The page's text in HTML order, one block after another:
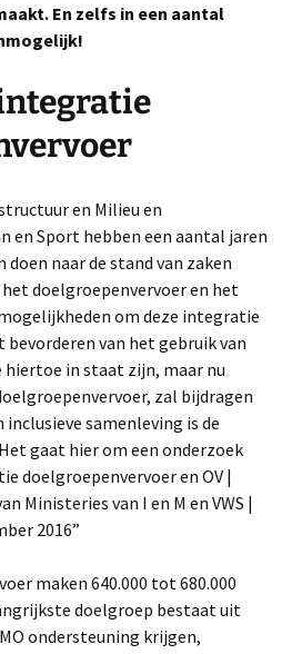
En zelfs in een aantal
en Milieu en
en Sport hebben een aantal jaren
naar de stand van zaken
doelgroepenvervoer en het
om deze integratie
bevorderen van het gebruik van
hiertoe in staat zijn, maar nu
zal bijdragen
samenleving is de
gaat hier om een onderzoek
doelgroepenvervoer en OV |
Ministeries van I en M en VWS |
2016”
maken 640.000 tot 680.000
doelgroep bestaat uit
ondersteuning krijgen,